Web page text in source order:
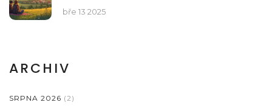
bře 13 2025
ARCHIV
SRPNA 2026 (2)